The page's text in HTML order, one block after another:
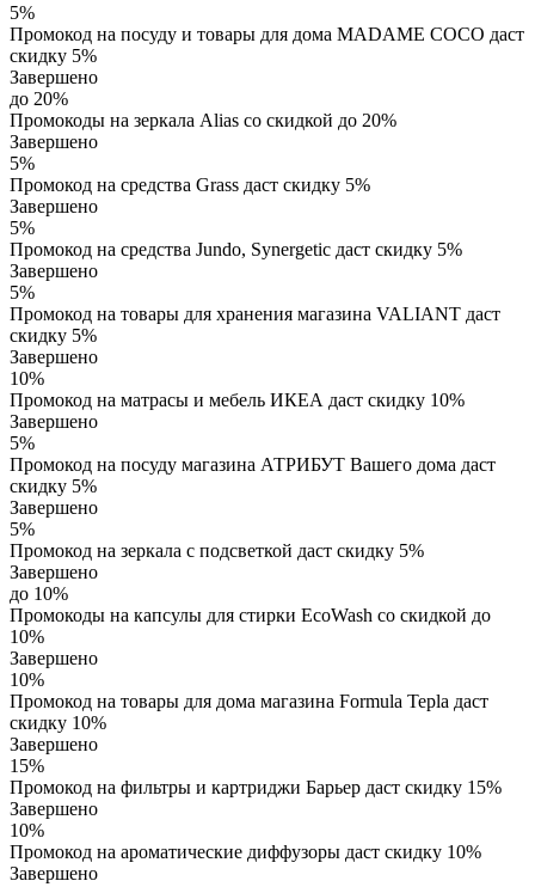
5%
Промокод на посуду и товары для дома MADAME COCO даст
скидку 5%
Завершено
до 20%
Промокоды на зеркала Alias со скидкой до 20%
Завершено
5%
Промокод на средства Grass даст скидку 5%
Завершено
5%
Промокод на средства Jundo, Synergetic даст скидку 5%
Завершено
5%
Промокод на товары для хранения магазина VALIANT даст
скидку 5%
Завершено
10%
Промокод на матрасы и мебель ИКЕА даст скидку 10%
Завершено
5%
Промокод на посуду магазина АТРИБУТ Вашего дома даст
скидку 5%
Завершено
5%
Промокод на зеркала с подсветкой даст скидку 5%
Завершено
до 10%
Промокоды на капсулы для стирки EcoWash со скидкой до
10%
Завершено
10%
Промокод на товары для дома магазина Formula Tepla даст
скидку 10%
Завершено
15%
Промокод на фильтры и картриджи Барьер даст скидку 15%
Завершено
10%
Промокод на ароматические диффузоры даст скидку 10%
Завершено